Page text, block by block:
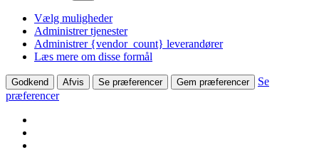
Vælg muligheder
Administrer tjenester
Administrer {vendor_count} leverandører
Læs mere om disse formål
Godkend Afvis Se præferencer Gem præferencer
Se
præferencer